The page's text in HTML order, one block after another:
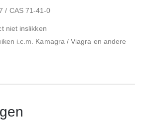
/ CAS 71-41-0
niet inslikken
i.c.m. Kamagra / Viagra en andere